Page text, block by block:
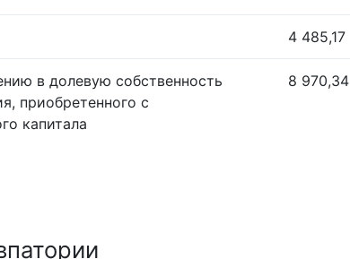
4 485,17
в долевую собственность
приобретенного с
капитала
8 970,34